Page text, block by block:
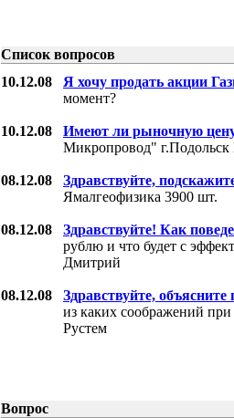
Список вопросов
10.12.08 Я хочу продать акции
момент?
10.12.08
Имеют ли рыночную
Микропровод"
08.12.08
Здравствуйте,
Ямалгеофизика 3900 шт.
08.12.08
Здравствуйте! Как
рублю и что будет с
Дмитрий
08.12.08
Здравствуйте, объясните
из каких соображений
Рустем
Вопрос